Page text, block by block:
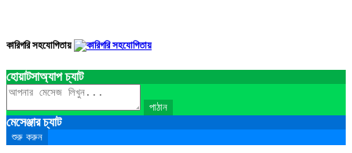
কারিগরি সহযোগিতায়
হোয়াটসাঅ্যাপ চ্যাট
পাঠান
মেসেঞ্জার চ্যাট
শুরু করুন